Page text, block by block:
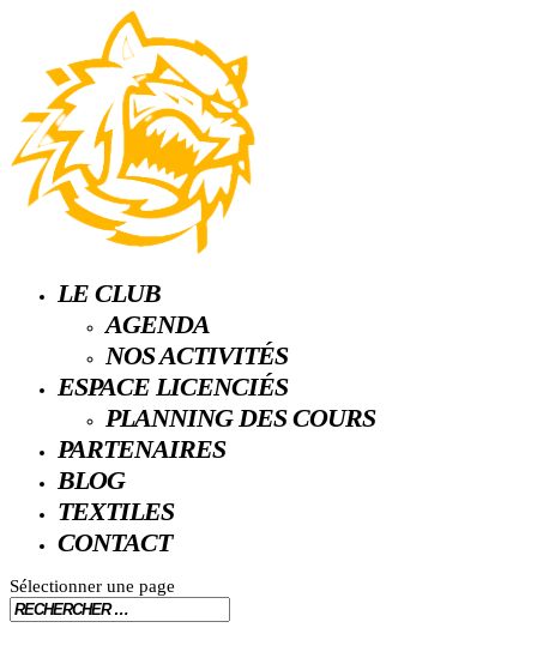
LE CLUB
AGENDA
NOS ACTIVITÉS
ESPACE LICENCIÉS
PLANNING DES COURS
PARTENAIRES
BLOG
TEXTILES
CONTACT
Sélectionner une page